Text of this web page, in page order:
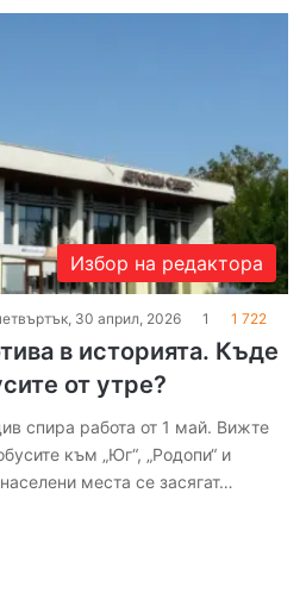
Избор на редактора
30 април, 2026 1 1 722
в историята. Къде
от утре?
спира работа от 1 май. Вижте
към „Юг“, „Родопи“ и
места се засягат…